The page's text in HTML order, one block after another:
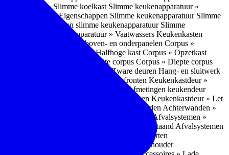
» Slimme koelkast Slimme keukenapparatuur »
» Eigenschappen Slimme keukenapparatuur Slimme
» Nadelen slimme keukenapparatuur Slimme
Keukenapparatuur » Vaatwassers Keukenkasten
Corpus » Buitenkant zij-, boven- en onderpanelen Corpus »
Corpus » Halfhoge kast Corpus » Opzetkast
Corpus » Breedte corpus Corpus » Diepte corpus
Hang- en sluitwerk » Zware deuren Hang- en sluitwerk
» Soorten deur- en ladefronten Keukenkastdeur »
Keukenkastdeur » Afmetingen keukendeur
Keukenkastdeur » Deurgrepen Keukenkastdeur » Let
Achterwanden » Nadelen achterwanden Achterwanden »
Afvalsystemen »
Afvalsystemen » Vrijstaand Afvalsystemen
Inbouwaccessoires » Soorten
Inbouwaccessoires » Handdoekhouder